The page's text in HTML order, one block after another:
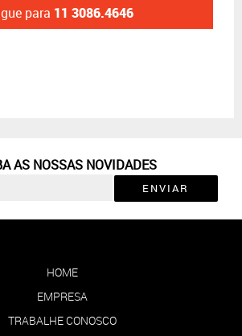
para 11 3086.4646
AS NOSSAS NOVIDADES
ENVIAR
HOME
EMPRESA
TRABALHE CONOSCO